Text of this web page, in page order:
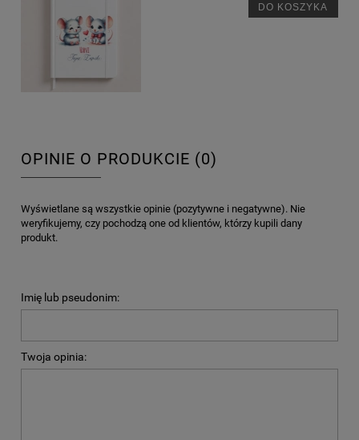
DO KOSZYKA
OPINIE O PRODUKCIE (0)
Wyświetlane są wszystkie opinie (pozytywne i negatywne). Nie
weryfikujemy, czy pochodzą one od klientów, którzy kupili dany
produkt.
Imię lub pseudonim:
Twoja opinia: